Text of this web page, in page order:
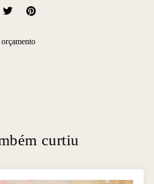
curtiu